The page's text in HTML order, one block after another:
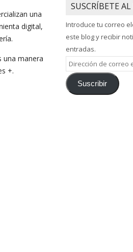
una
digital,
una manera
+.
SUSCRÍBETE
Introduce tu correo
este blog y recibir
entradas.
Dirección
de
correoSuscribir